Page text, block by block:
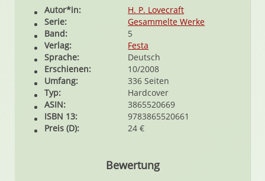
Autor*in:
H. P. Lovecraft
Serie:
Gesammelte Werke
Band:
5
Verlag:
Festa
Sprache:
Deutsch
Erschienen:
10/2008
Umfang:
336 Seiten
Typ:
Hardcover
ASIN:
3865520669
ISBN 13:
9783865520661
Preis (D):
24 €
Bewertung